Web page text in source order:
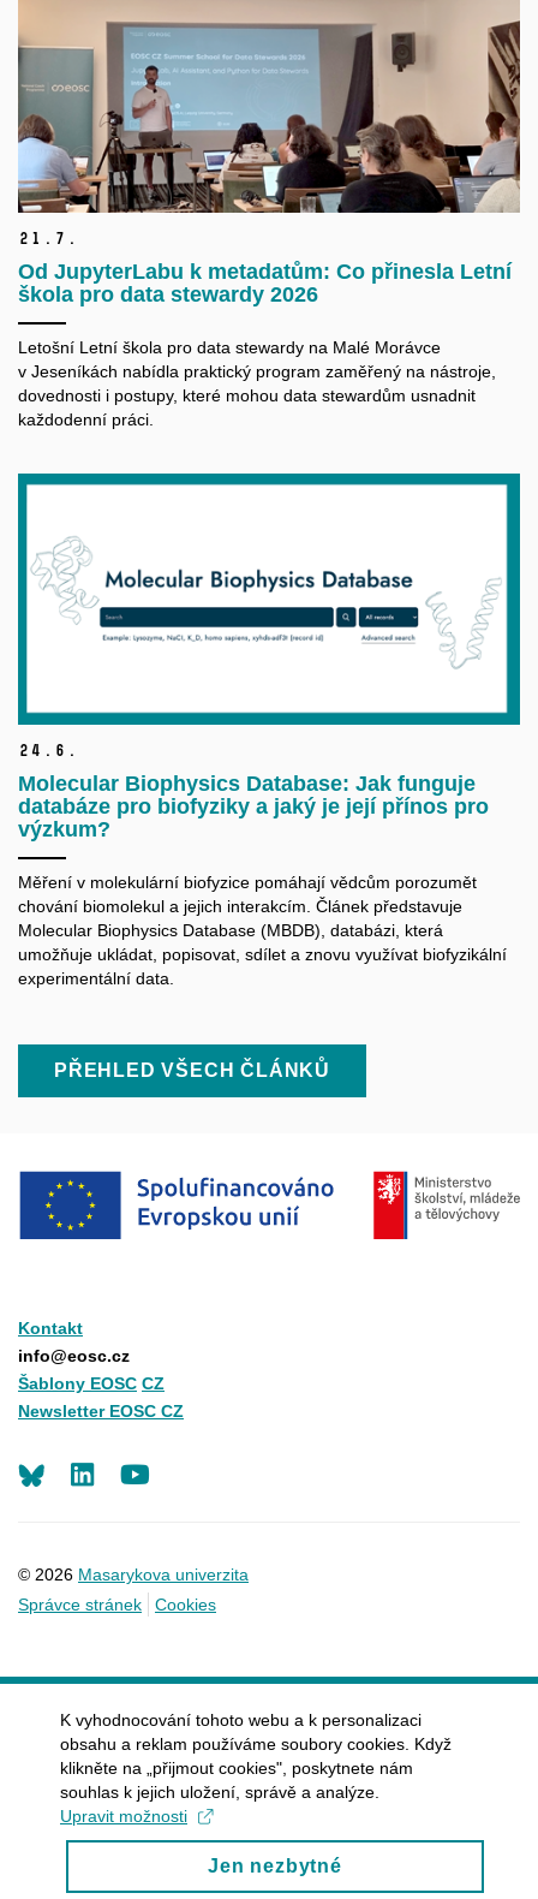
21. 7.
Od JupyterLabu k metadatům: Co přinesla Letní
škola pro data stewardy 2026
Letošní Letní škola pro data stewardy na Malé Morávce
v Jeseníkách nabídla praktický program zaměřený na nástroje,
dovednosti i postupy, které mohou data stewardům usnadnit
každodenní práci.
24. 6.
Molecular Biophysics Database: Jak funguje
databáze pro biofyziky a jaký je její přínos pro
výzkum?
Měření v molekulární biofyzice pomáhají vědcům porozumět
chování biomolekul a jejich interakcím. Článek představuje
Molecular Biophysics Database (MBDB), databázi, která
umožňuje ukládat, popisovat, sdílet a znovu využívat biofyzikální
experimentální data.
PŘEHLED VŠECH ČLÁNKŮ
Kontakt
info@eosc.cz
Šablony EOSC CZ
Newsletter EOSC CZ
© 2026 Masarykova univerzita
Správce stránek
Cookies
LinkedIn
K vyhodnocování tohoto webu a k personalizaci
obsahu a reklam používáme soubory cookies. Když
klikněte na „přijmout cookies", poskytnete nám
souhlas k jejich uložení, správě a analýze.
Upravit možnosti
Jen nezbytné